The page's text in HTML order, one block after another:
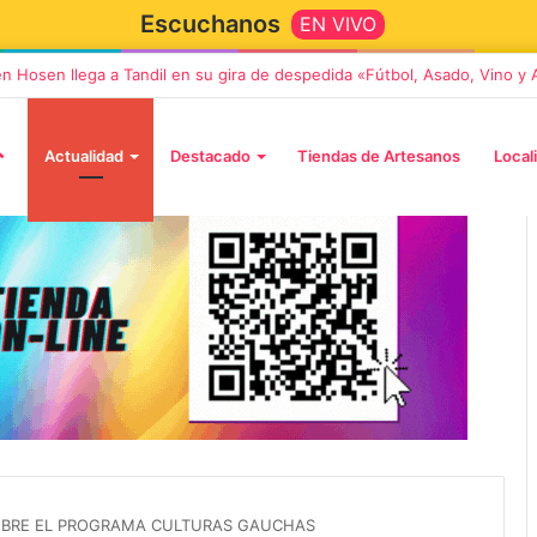
Escuchanos EN VIVO
Hosen llega a Tandil en su gira de despedida «Fútbol, Asado, Vino y
Actualidad Destacado Tiendas de Artesanos
EL PROGRAMA CULTURAS GAUCHAS
«Noel», un
con dos
5 octubre, 2026
en su gira de despedida
«Fútbol, Asado, Vino y Adiós